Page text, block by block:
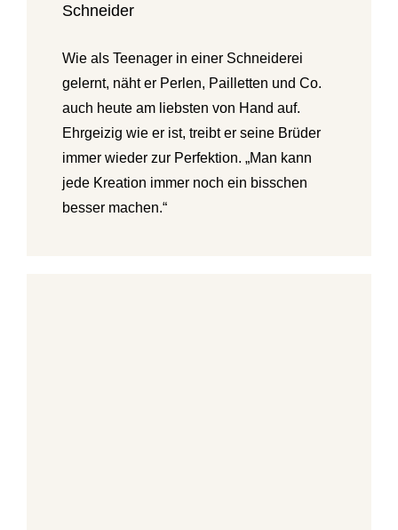
Schneider
Wie als Teenager in einer Schneiderei
gelernt, näht er Perlen, Pailletten und Co.
auch heute am liebsten von Hand auf.
Ehrgeizig wie er ist, treibt er seine Brüder
immer wieder zur Perfektion. „Man kann
jede Kreation immer noch ein bisschen
besser machen.“